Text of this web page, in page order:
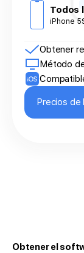
Todos
iPhone
Obtener
Método
Precios de
Obtener el